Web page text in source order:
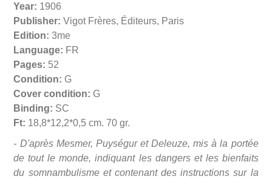
Year: 1906
Publisher: Vigot Frères, Éditeurs, Paris
Edition: 3me
Language: FR
Pages: 52
Condition: G
Cover condition: G
Binding: SC
Ft: 18,8*12,2*0,5 cm. 70 gr.
- D'après Mesmer, Puységur et Deleuze, mis à la portée
de tout le monde, indiquant les dangers et les bienfaits
du somnambulisme et contenant des instructions sur la